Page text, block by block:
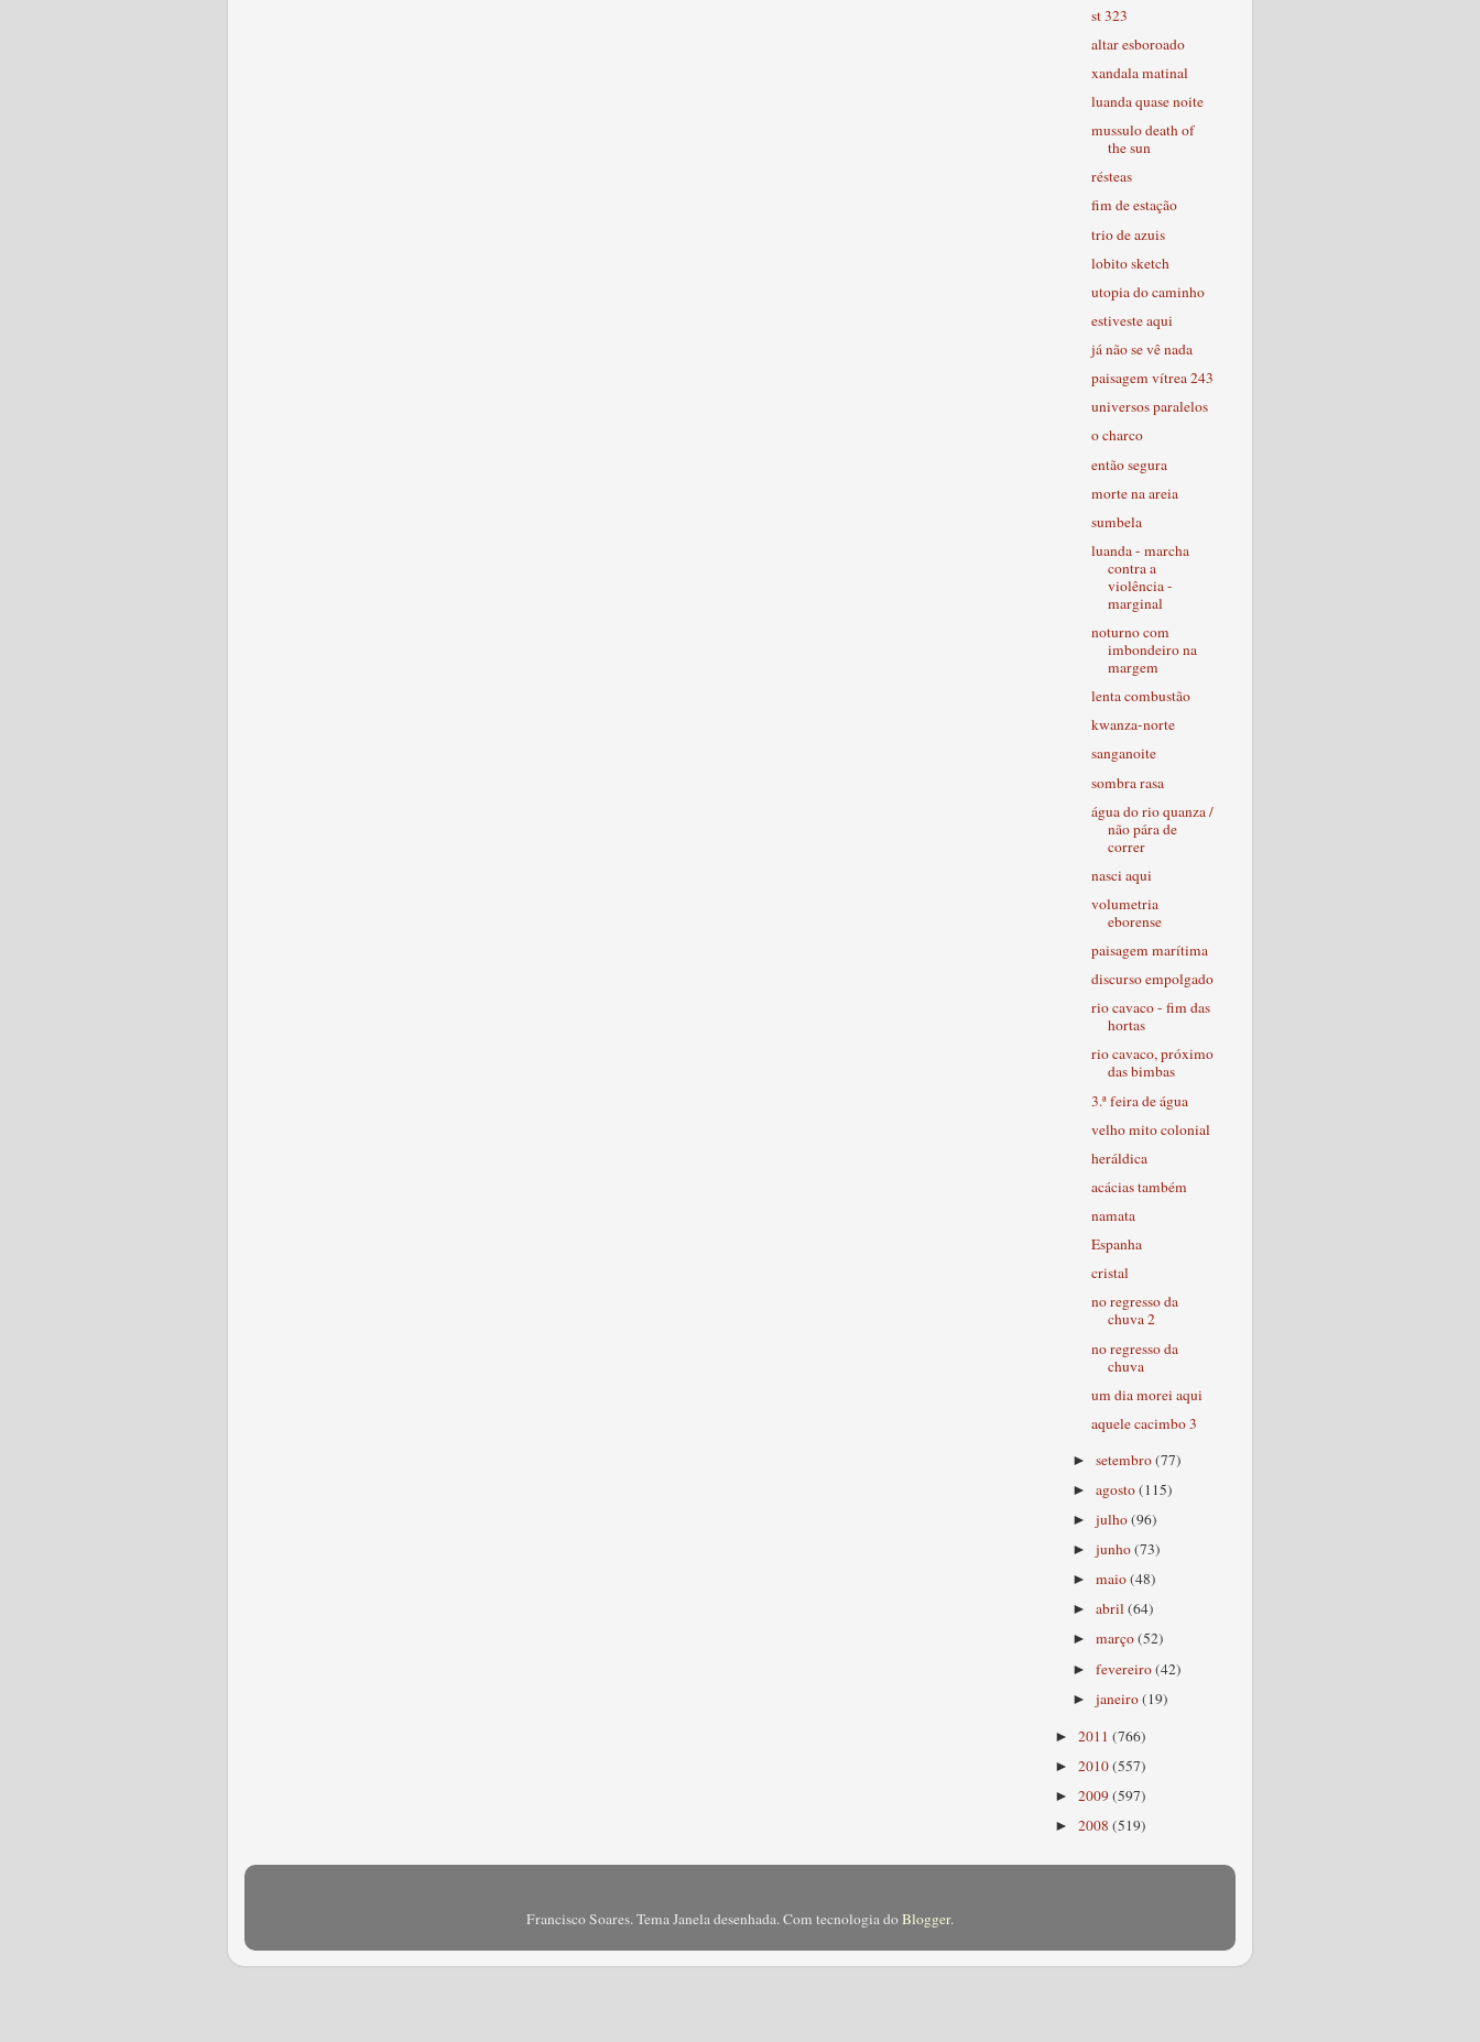
st 323
altar esboroado
xandala matinal
luanda quase noite
mussulo death of
the sun
résteas
fim de estação
trio de azuis
lobito sketch
utopia do caminho
estiveste aqui
já não se vê nada
paisagem vítrea 243
universos paralelos
o charco
então segura
morte na areia
sumbela
luanda - marcha
contra a
violência -
marginal
noturno com
imbondeiro na
margem
lenta combustão
kwanza-norte
sanganoite
sombra rasa
água do rio quanza /
não pára de
correr
nasci aqui
volumetria
eborense
paisagem marítima
discurso empolgado
rio cavaco - fim das
hortas
rio cavaco, próximo
das bimbas
3.ª feira de água
velho mito colonial
heráldica
acácias também
namata
Espanha
cristal
no regresso da
chuva 2
no regresso da
chuva
um dia morei aqui
aquele cacimbo 3
►setembro(77)
►agosto(115)
►julho(96)
►junho(73)
►maio(48)
►abril(64)
►março(52)
►fevereiro(42)
►janeiro(19)
► 2011 (766)
► 2010(557)
► 2009(597)
► 2008 (519)
Francisco Soares. Tema Janela desenhada. Com tecnologia doBlogger.